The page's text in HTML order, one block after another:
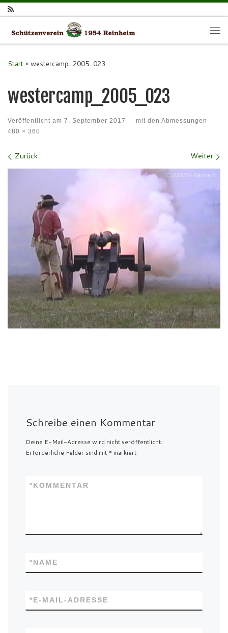
Zum Inhalt springen
Start » westercamp_2005_023
westercamp_2005_023
Veröffentlicht am 7. September 2017 -
mit den Abmessungen
480 × 360
Bilder Navigation
Zurück Weiter
Schreibe einen Kommentar
Deine E-Mail-Adresse wird nicht veröffentlicht.
Erforderliche Felder sind mit * markiert
KOMMENTAR
*
NAME
*
E-MAIL-ADRESSE
*